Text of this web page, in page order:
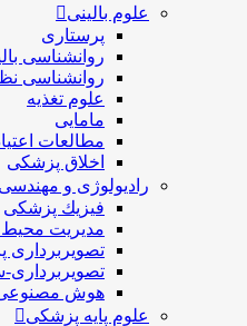
علوم بالینی
پرستاری
روانشناسی
روانشناسی
علوم تغذیه
مامایی
مطالعات
اخلاق پزشکی
رادیولوژی و مهندسی
فيزيك پزشکی
مدیریت
هوش
علوم پایه پزشکی